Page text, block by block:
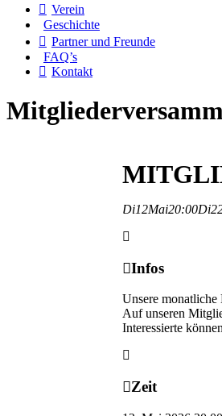
Verein
Geschichte
Partner und Freunde
FAQ’s
Kontakt
Di12Mai20:00Di
Infos
Unsere
Auf unseren
Interessierte
Zeit